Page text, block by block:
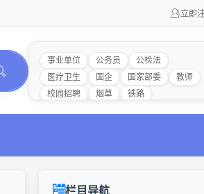
立即
事业单位 公务员
公检法
医疗卫生
国企 国家部委
教师
校园招聘
烟草 铁路
栏目导航